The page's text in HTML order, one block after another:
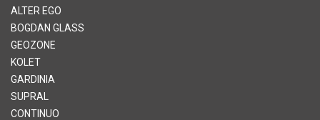
ALTER EGO
BOGDAN GLASS
GEOZONE
KOLET
GARDINIA
SUPRAL
CONTINUO